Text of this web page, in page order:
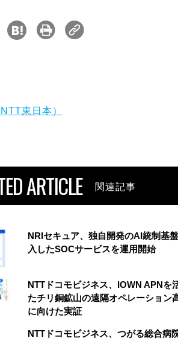
東日本）
ARTICLE 関連記事
NRIセキュア、独自開発のAI統制基
入したSOCサービスを運用開始
NTTドコモビジネス、IOWN APNを
たチリ銅鉱山の遠隔オペレーション
に向けた実証
NTTドコモビジネス、つがる総合病